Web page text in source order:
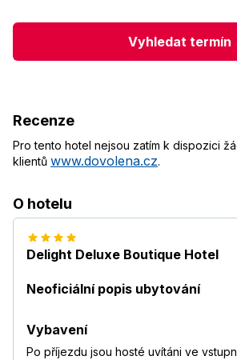
Vyhledat termín
Recenze
Pro tento hotel nejsou zatím k dispozici
klientů www.dovolena.cz.
O hotelu
Delight Deluxe Boutique Hotel
Neoficiální popis ubytování
Vybavení
Po příjezdu jsou hosté uvítáni ve